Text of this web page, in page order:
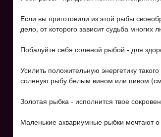
Если вы приготовили из этой рыбы
дело, от которого зависит судьба многих
Побалуйте себя соленой рыбой - для
Усилить положительную энергетику
соленую рыбу белым вином или пивом
Золотая рыбка - исполнится твое
Маленькие аквариумные рыбки мечтают о